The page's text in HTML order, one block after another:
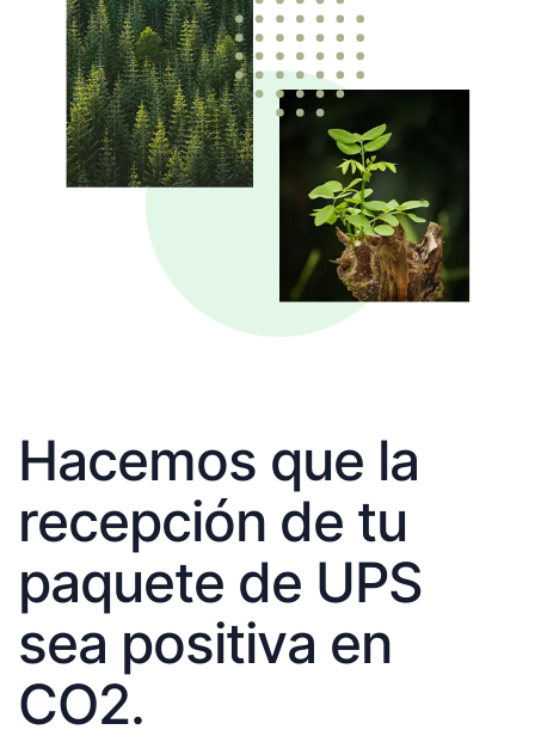
Hacemos que la
recepción de tu
paquete de UPS
sea positiva en
CO2.